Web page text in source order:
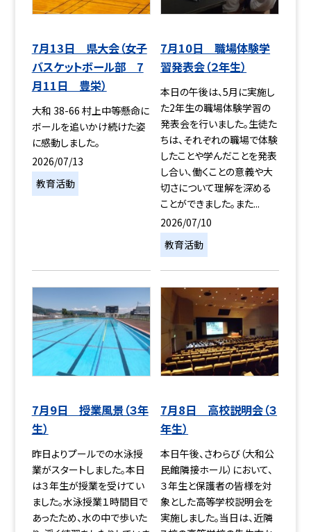
7月13日 県大会（女子
バスケットボール部 7
月11日 豊栄）
大和 38-66 村上中等懸命に
ボールを追いかけ続けた姿
に感動しました。
2026/07/13
教育活動
7月10日 職場体験学
習発表会（２年生）
本日の午後は、5月に実施し
た2年生の職場体験学習の
発表会を行いました。生徒た
ちは、それぞれの職場で体験
したことや学んだことを発表
し合い、働くことの意義や大
切さについて理解を深める
ことができました。また...
2026/07/10
教育活動
7月9日 授業風景（３年
生）
昨日よりプールでの水泳授
業がスタートしました。本日
は３年生が授業を受けてい
ました。水泳授業１時間目で
あったため、水の中で歩いた
7月8日 高校説明会（３
年生）
本日午後、さわらび（大和公
民館隣接ホール）において、
３年生と保護者の皆様を対
象とした高等学校説明会を
実施しました。当日は、近隣